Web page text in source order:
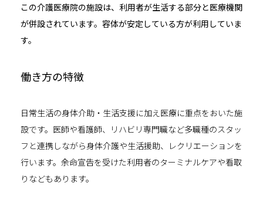
この介護医療院の施設は、利用者が生活する部分と医療機関
が併設されています。容体が安定している方が利用していま
す。
働き方の特徴
日常生活の身体介助・生活支援に加え医療に重点をおいた施
設です。医師や看護師、リハビリ専門職など多職種のスタッ
フと連携しながら身体介護や生活援助、レクリエーションを
行います。余命宣告を受けた利用者のターミナルケアや看取
りなどもあります。